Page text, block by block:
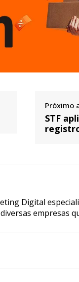
Próximo
STF
Digital
empresas